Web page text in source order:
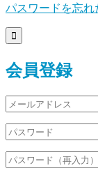
パスワードを忘れ

会員登録